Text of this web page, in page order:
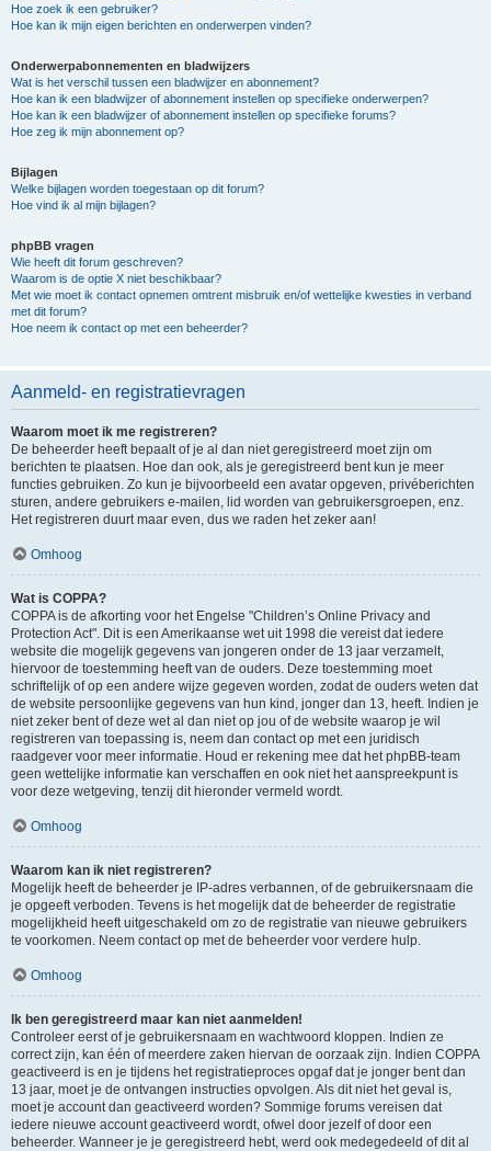
Hoe zoek ik een gebruiker?
Hoe kan ik mijn eigen berichten en onderwerpen vinden?
Onderwerpabonnementen en bladwijzers
Wat is het verschil tussen een bladwijzer en abonnement?
Hoe kan ik een bladwijzer of abonnement instellen op specifieke onderwerpen?
Hoe kan ik een bladwijzer of abonnement instellen op specifieke forums?
Hoe zeg ik mijn abonnement op?
Bijlagen
Welke bijlagen worden toegestaan op dit forum?
Hoe vind ik al mijn bijlagen?
phpBB vragen
Wie heeft dit forum geschreven?
Waarom is de optie X niet beschikbaar?
Met wie moet ik contact opnemen omtrent misbruik en/of wettelijke kwesties in verband
met dit forum?
Hoe neem ik contact op met een beheerder?
Aanmeld- en registratievragen
Waarom moet ik me registreren?
De beheerder heeft bepaalt of je al dan niet geregistreerd moet zijn om
berichten te plaatsen. Hoe dan ook, als je geregistreerd bent kun je meer
functies gebruiken. Zo kun je bijvoorbeeld een avatar opgeven, privéberichten
sturen, andere gebruikers e-mailen, lid worden van gebruikersgroepen, enz.
Het registreren duurt maar even, dus we raden het zeker aan!
Omhoog
Wat is COPPA?
COPPA is de afkorting voor het Engelse "Children’s Online Privacy and
Protection Act". Dit is een Amerikaanse wet uit 1998 die vereist dat iedere
website die mogelijk gegevens van jongeren onder de 13 jaar verzamelt,
hiervoor de toestemming heeft van de ouders. Deze toestemming moet
schriftelijk of op een andere wijze gegeven worden, zodat de ouders weten dat
de website persoonlijke gegevens van hun kind, jonger dan 13, heeft. Indien je
niet zeker bent of deze wet al dan niet op jou of de website waarop je wil
registreren van toepassing is, neem dan contact op met een juridisch
raadgever voor meer informatie. Houd er rekening mee dat het phpBB-team
geen wettelijke informatie kan verschaffen en ook niet het aanspreekpunt is
voor deze wetgeving, tenzij dit hieronder vermeld wordt.
Omhoog
Waarom kan ik niet registreren?
Mogelijk heeft de beheerder je IP-adres verbannen, of de gebruikersnaam die
je opgeeft verboden. Tevens is het mogelijk dat de beheerder de registratie
mogelijkheid heeft uitgeschakeld om zo de registratie van nieuwe gebruikers
te voorkomen. Neem contact op met de beheerder voor verdere hulp.
Omhoog
Ik ben geregistreerd maar kan niet aanmelden!
Controleer eerst of je gebruikersnaam en wachtwoord kloppen. Indien ze
correct zijn, kan één of meerdere zaken hiervan de oorzaak zijn. Indien COPPA
geactiveerd is en je tijdens het registratieproces opgaf dat je jonger bent dan
13 jaar, moet je de ontvangen instructies opvolgen. Als dit niet het geval is,
moet je account dan geactiveerd worden? Sommige forums vereisen dat
iedere nieuwe account geactiveerd wordt, ofwel door jezelf of door een
beheerder. Wanneer je je geregistreerd hebt, werd ook medegedeeld of dit al